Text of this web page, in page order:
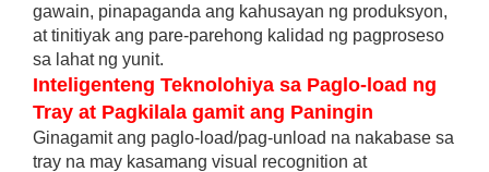
gawain, pinapaganda ang kahusayan ng produksyon,
at tinitiyak ang pare-parehong kalidad ng pagproseso
sa lahat ng yunit.
Inteligenteng Teknolohiya sa Paglo-load ng
Tray at Pagkilala gamit ang Paningin
Ginagamit ang paglo-load/pag-unload na nakabase sa
tray na may kasamang visual recognition at